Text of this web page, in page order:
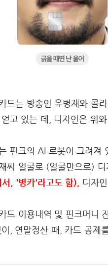
드는 방송인 유병재와 콜
얻고 있는 데, 디자인은 위
핀크의 AI 로봇이 그려져
씨 얼굴로 (얼굴만으로)
, '병카'라고도 함),
디자
드 이용내역 및 핀크머니
, 연말정산 때, 카드 공제